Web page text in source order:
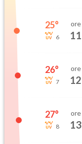
25°
6
ore
11
26°
7
ore
12
27°
8
ore
13